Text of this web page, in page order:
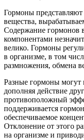
Гормоны
вещества,
Содержание гормонов
компонентами
велико. Гормоны
в организме, в том
размножения, обмена
Разные гормоны
дополняя действие
противоположный
поддерживается
обеспечиваемое
Отклонение от этого
на организме и